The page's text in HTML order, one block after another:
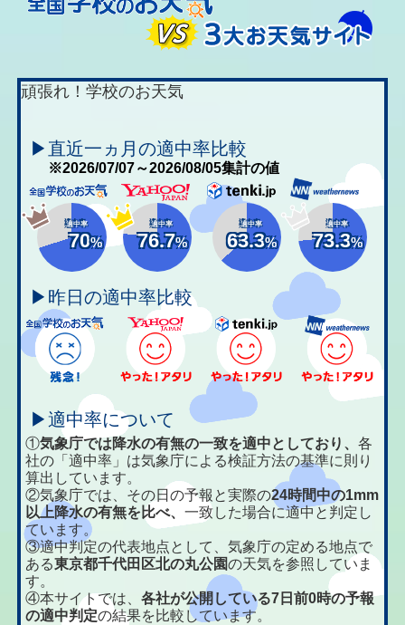
頑張れ！学校のお天気
▶直近一ヵ月の適中率比較
※2026/07/07～2026/08/05集計の値
適中率
70%
適中率
76.7%
適中率
63.3%
適中率
73.3%
▶昨日の適中率比較
▶適中率について
①気象庁では降水の有無の一致を適中としており、各
社の「適中率」は気象庁による検証方法の基準に則り
算出しています。
②気象庁では、その日の予報と実際の24時間中の1mm
以上降水の有無を比べ、一致した場合に適中と判定し
ています。
③適中判定の代表地点として、気象庁の定める地点で
ある東京都千代田区北の丸公園の天気を参照していま
す。
④本サイトでは、各社が公開している7日前0時の予報
の適中判定の結果を比較しています。